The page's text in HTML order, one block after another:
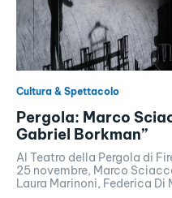
Cultura & Spettacolo
Pergola: Marco
Gabriel Borkman”
Al Teatro della Pergola di
25 novembre, Marco
Laura Marinoni, Federica Di